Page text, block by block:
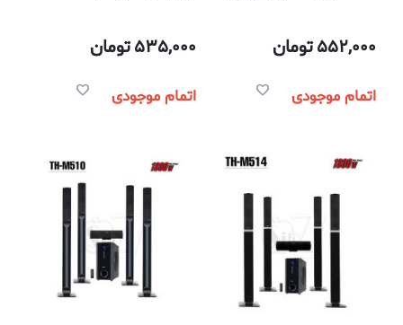
552,000تومان
اتمام موجودی
535,000تومان
اتمام موجودی